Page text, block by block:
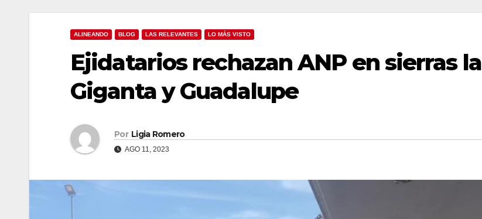
ALINEANDO BLOG LAS RELEVANTES LO MÁS VISTO
Ejidatarios rechazan ANP en sierras la
Giganta y Guadalupe
Por Ligia Romero
AGO 11, 2023